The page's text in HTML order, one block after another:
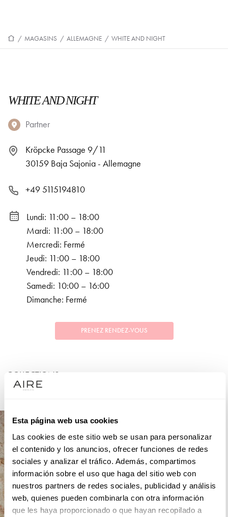
Esta página web usa cookies
Las cookies de este sitio web se usan para personalizar
el contenido y los anuncios, ofrecer funciones de redes
sociales y analizar el tráfico. Además, compartimos
información sobre el uso que haga del sitio web con
nuestros partners de redes sociales, publicidad y análisis
web, quienes pueden combinarla con otra información
que les haya proporcionado o que hayan recopilado a
/ MAGASINS / ALLEMAGNE / WHITE AND NIGHT
WHITE AND NIGHT
Partner
Kröpcke Passage 9/11
30159 Baja Sajonia - Allemagne
+49 5115194810
Lundi: 11:00 – 18:00
Mardi: 11:00 – 18:00
Mercredi: Fermé
Jeudi: 11:00 – 18:00
Vendredi: 11:00 – 18:00
Samedi: 10:00 – 16:00
Dimanche: Fermé
PRENEZ RENDEZ-VOUS
COLLECTIONS